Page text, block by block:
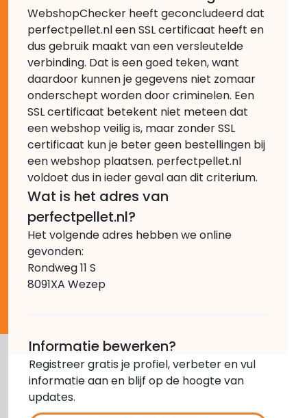
WebshopChecker heeft geconcludeerd dat
perfectpellet.nl een SSL certificaat heeft en
dus gebruik maakt van een versleutelde
verbinding. Dat is een goed teken, want
daardoor kunnen je gegevens niet zomaar
onderschept worden door criminelen. Een
SSL certificaat betekent niet meteen dat
een webshop veilig is, maar zonder SSL
certificaat kun je beter geen bestellingen bij
een webshop plaatsen. perfectpellet.nl
voldoet dus in ieder geval aan dit criterium.
Wat is het adres van
perfectpellet.nl?
Het volgende adres hebben we online
gevonden:
Rondweg 11 S
8091XA Wezep
Informatie bewerken?
Registreer gratis je profiel, verbeter en vul
informatie aan en blijf op de hoogte van
updates.